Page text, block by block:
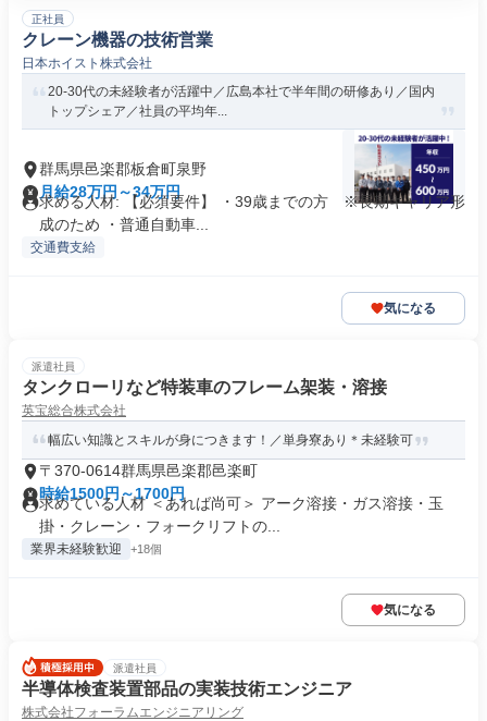
正社員
クレーン機器の技術営業
日本ホイスト株式会社
20-30代の未経験者が活躍中／広島本社で半年間の研修あり／国内
トップシェア／社員の平均年...
群馬県邑楽郡板倉町泉野
月給28万円～34万円
求める人材: 【必須要件】 ・39歳までの方 ※長期キャリア形
成のため ・普通自動車...
交通費支給
気になる
派遣社員
タンクローリなど特装車のフレーム架装・溶接
英宝総合株式会社
幅広い知識とスキルが身につきます！／単身寮あり＊未経験可
〒370-0614群馬県邑楽郡邑楽町
時給1500円～1700円
求めている人材 ＜あれば尚可＞ アーク溶接・ガス溶接・玉
掛・クレーン・フォークリフトの...
業界未経験歓迎 +18個
気になる
派遣社員
半導体検査装置部品の実装技術エンジニア
株式会社フォーラムエンジニアリング